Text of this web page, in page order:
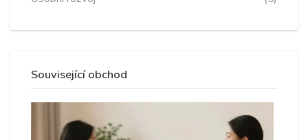
Související obchod